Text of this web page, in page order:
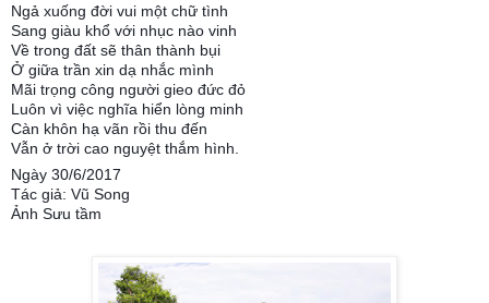
Ngả xuống đời vui một chữ tình
Sang giàu khổ với nhục nào vinh
Về trong đất sẽ thân thành bụi
Ở giữa trần xin dạ nhắc mình
Mãi trọng công người gieo đức đỏ
Luôn vì việc nghĩa hiển lòng minh
Càn khôn hạ vãn rồi thu đến
Vẫn ở trời cao nguyệt thắm hình.
Ngày 30/6/2017
Tác giả: Vũ Song
Ảnh Sưu tầm